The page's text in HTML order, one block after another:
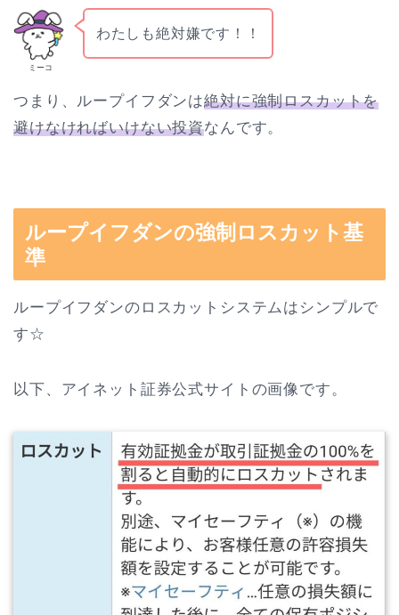
ミーコ
わたしも絶対嫌です！！
つまり、ループイフダンは絶対に強制ロスカットを
避けなければいけない投資なんです。
ループイフダンの強制ロスカット基
準
ループイフダンのロスカットシステムはシンプルで
す☆
以下、アイネット証券公式サイトの画像です。